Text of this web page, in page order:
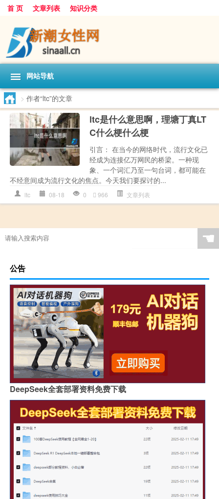
首 页 文章列表 知识分类
网站导航
> 作者“ltc”的文章
ltc是什么意思啊，理塘丁真LT
C什么梗什么梗
引言： 在当今的网络时代，流行文化已
经成为连接亿万网民的桥梁。一种现
象、一个词汇乃至一句台词，都可能在
不经意间成为流行文化的焦点。今天我们要探讨的...
ltc 08-18 0 966 文章列表
☚
公告
DeepSeek全套部署资料免费下载